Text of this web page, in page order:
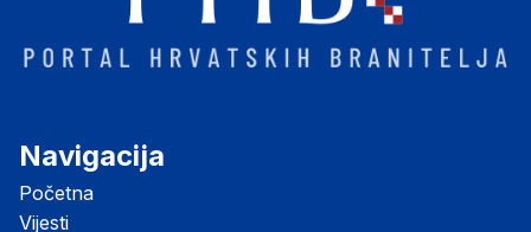
Navigacija
Početna
Vijesti